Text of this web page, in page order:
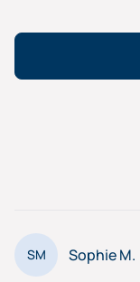
SM Sophie M.